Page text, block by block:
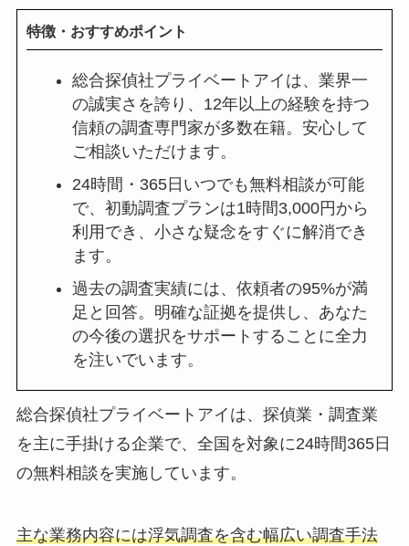
特徴・おすすめポイント
総合探偵社プライベートアイは、業界一
の誠実さを誇り、12年以上の経験を持つ
信頼の調査専門家が多数在籍。安心して
ご相談いただけます。
24時間・365日いつでも無料相談が可能
で、初動調査プランは1時間3,000円から
利用でき、小さな疑念をすぐに解消でき
ます。
過去の調査実績には、依頼者の95%が満
足と回答。明確な証拠を提供し、あなた
の今後の選択をサポートすることに全力
を注いでいます。
総合探偵社プライベートアイは、探偵業・調査業
を主に手掛ける企業で、全国を対象に24時間365日
の無料相談を実施しています。
主な業務内容には浮気調査を含む幅広い調査手法